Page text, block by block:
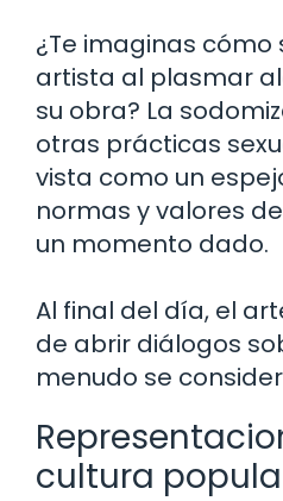
¿Te imaginas cómo
artista al plasmar
su obra? La
otras prácticas
vista como un
normas y valores
un momento dado.
Al final del día, el
de abrir diálogos
menudo se
cultura